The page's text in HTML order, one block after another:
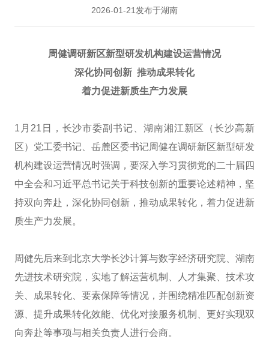
2026-01-21发布于湖南
周健调研新区新型研发机构建设运营情况
深化协同创新 推动成果转化
着力促进新质生产力发展
1月21日，长沙市委副书记、湖南湘江新区（长沙高新
区）党工委书记、岳麓区委书记周健在调研新区新型研发
机构建设运营情况时强调，要深入学习贯彻党的二十届四
中全会和习近平总书记关于科技创新的重要论述精神，坚
持双向奔赴，深化协同创新，推动成果转化，着力促进新
质生产力发展。
周健先后来到北京大学长沙计算与数字经济研究院、湖南
先进技术研究院，实地了解运营机制、人才集聚、技术攻
关、成果转化、要素保障等情况，并围绕精准匹配创新资
源、提升成果转化效能、优化对接服务机制、更好实现双
向奔赴等事项与相关负责人进行会商。